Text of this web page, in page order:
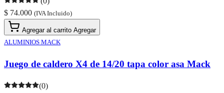
$ 74.000 (IVA Incluido)
Agregar al carrito Agregar
ALUMINIOS MACK
Juego de caldero X4 de 14/20 tapa color asa Mack
(0)